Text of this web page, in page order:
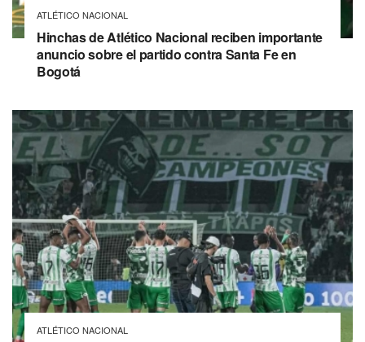
ATLÉTICO NACIONAL
Hinchas de Atlético Nacional reciben importante
anuncio sobre el partido contra Santa Fe en
Bogotá
ATLÉTICO NACIONAL